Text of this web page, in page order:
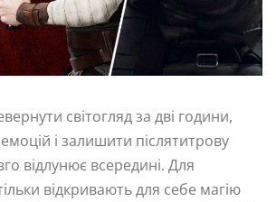
світогляд за дві години,
і залишити післятитрову
відлунює всередині. Для
відкривають для себе магію